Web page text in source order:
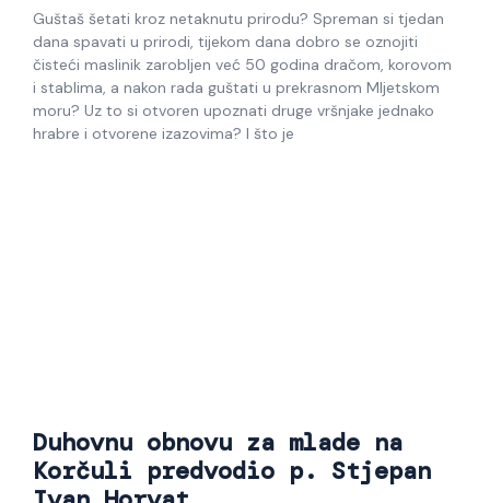
Guštaš šetati kroz netaknutu prirodu? Spreman si tjedan
dana spavati u prirodi, tijekom dana dobro se oznojiti
čisteći maslinik zarobljen već 50 godina dračom, korovom
i stablima, a nakon rada guštati u prekrasnom Mljetskom
moru? Uz to si otvoren upoznati druge vršnjake jednako
hrabre i otvorene izazovima? I što je
Duhovnu obnovu za mlade na
Korčuli predvodio p. Stjepan